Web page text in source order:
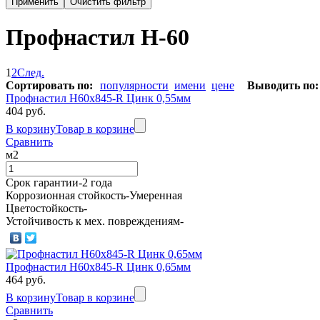
Профнастил Н-60
1 2След.
Сортировать по:
популярности имени цене
Выводить по:
Профнастил Н60х845-R Цинк 0,55мм
404 руб.
В корзинуТовар в корзине
Сравнить
м2
Срок гарантии-2 года
Коррозионная стойкость-Умеренная
Цветостойкость-
Устойчивость к мех. повреждениям-
Профнастил Н60х845-R Цинк 0,65мм
464 руб.
В корзинуТовар в корзине
Сравнить